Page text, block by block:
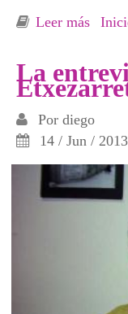
Leer más
La
Por diego
14 / Jun / 2013